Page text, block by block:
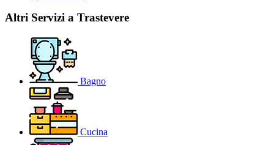
Altri Servizi a Trastevere
Bagno
Cucina